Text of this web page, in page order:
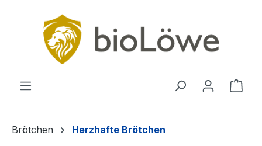
Zum Hauptinhalt springen
Brötchen Herzhafte Brötchen